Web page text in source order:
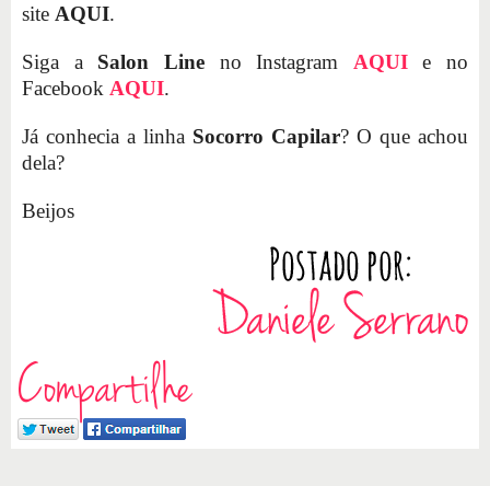
site AQUI.
Siga a Salon Lineno Instagram AQUIe no
Facebook AQUI.
Já conhecia a linha Socorro Capilar? O que achou
dela?
Beijos
Compartilhe